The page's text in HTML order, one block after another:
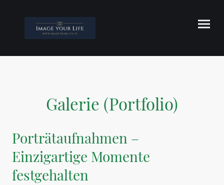
Galerie (Portfolio)
Porträtaufnahmen –
Einzigartige Momente
festgehalten